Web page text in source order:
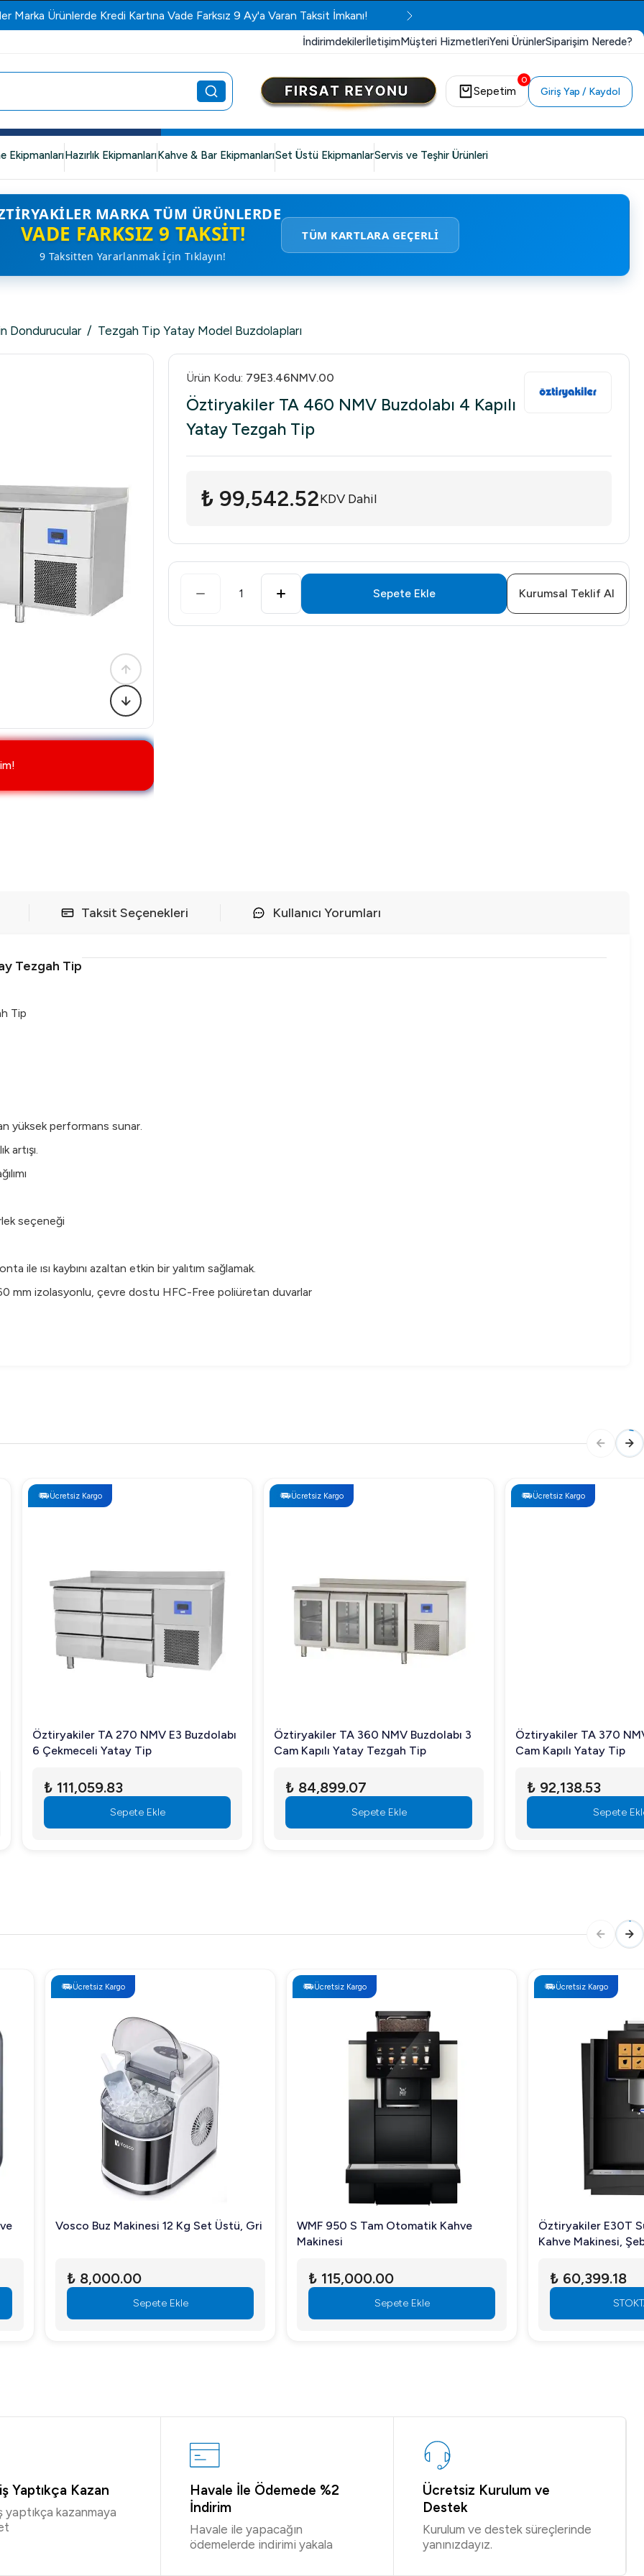
Marka Ürünlerde Kredi Kartına Vade Farksız 9 Ay'a Varan Taksit İmkanı!
İndirimdekilerİletişimMüşteri HizmetleriYeni ÜrünlerSiparişim Nerede?
0
Sepetim Giriş Yap / Kaydol
EkipmanlarıHazırlık EkipmanlarıKahve & Bar EkipmanlarıSet Üstü EkipmanlarServis ve Teşhir Ürünleri
MARKA TÜM ÜRÜNLERDE
VADE FARKSIZ 9 TAKSIT!
9 Taksitten Yararlanmak İçin Tıklayın!
TÜM KARTLARA GEÇERLİ
Dondurucular / Tezgah Tip Yatay Model Buzdolapları
Ürün Kodu: 79E3.46NMV.00
Öztiryakiler TA 460 NMV Buzdolabı 4 Kapılı
Yatay Tezgah Tip
₺ 99,542.52KDV Dahil
1 Sepete Ekle Kurumsal Teklif Al
Taksit Seçenekleri Kullanıcı Yorumları
Tezgah Tip
Tip
yüksek performans sunar.
artışı.
seçeneği
ile ısı kaybını azaltan etkin bir yalıtım sağlamak.
mm izolasyonlu, çevre dostu HFC-Free poliüretan duvarlar
270 NMV E3 Buzdolabı
Tip
Öztiryakiler TA 360 NMV Buzdolabı 3
Cam Kapılı Yatay Tezgah Tip
Öztiryakiler TA 370 NMV Buzdolabı 3
Cam Kapılı Yatay Tip
12 Kg Set Üstü, Gri
WMF 950 S Tam Otomatik Kahve
Öztiryakiler E30T Süper Otomatik
Kahve Makinesi, Şebeke Bağlantılı
Yaptıkça Kazan
yaptıkça kazanmaya
Havale İle Ödemede %2
İndirim
Havale ile yapacağın
ödemelerde indirimi yakala
Ücretsiz Kurulum ve
Destek
Kurulum ve destek süreçlerinde
yanınızdayız.